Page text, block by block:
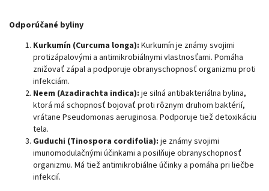
Odporúčané byliny
Kurkumín (Curcuma longa): Kurkumín je známy svojimi
protizápalovými a antimikrobiálnymi vlastnosťami. Pomáha
znižovať zápal a podporuje obranyschopnosť organizmu proti
infekciám.
Neem (Azadirachta indica): je silná antibakteriálna bylina,
ktorá má schopnosť bojovať proti rôznym druhom baktérií,
vrátane Pseudomonas aeruginosa. Podporuje tiež detoxikáciu
tela.
Guduchi (Tinospora cordifolia): je známy svojimi
imunomodulačnými účinkami a posilňuje obranyschopnosť
organizmu. Má tiež antimikrobiálne účinky a pomáha pri liečbe
infekcií.